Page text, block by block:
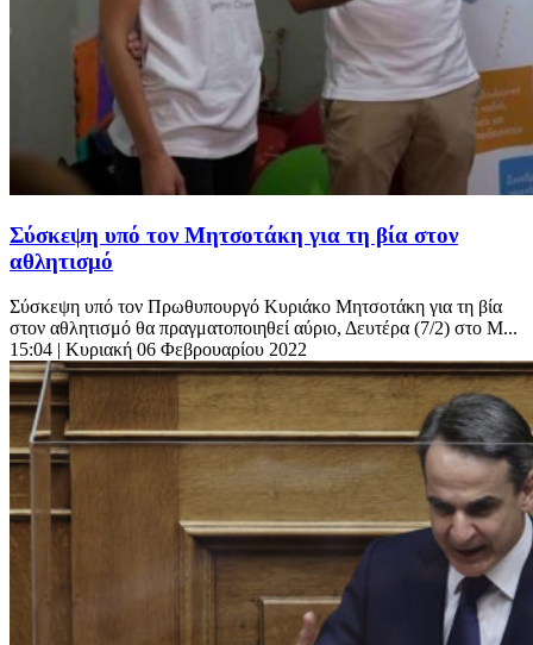
Σύσκεψη υπό τον Μητσοτάκη για τη βία στον
αθλητισμό
Σύσκεψη υπό τον Πρωθυπουργό Κυριάκο Μητσοτάκη για τη βία
στον αθλητισμό θα πραγματοποιηθεί αύριο, Δευτέρα (7/2) στο Μ...
15:04 | Κυριακή 06 Φεβρουαρίου 2022